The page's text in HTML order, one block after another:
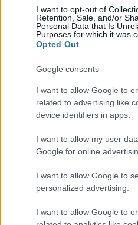
I want to opt-out of
Retention, Sale, and/or
Personal Data that Is
Purposes for which it was
Opted Out
Google consents
I want to allow Google to
related to advertising like
device identifiers in apps.
I want to allow my user
Google for online
I want to allow Google to
personalized advertising.
I want to allow Google to